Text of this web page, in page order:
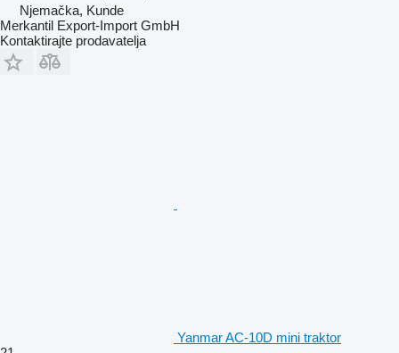
Njemačka, Kunde
Merkantil Export-Import GmbH
Kontaktirajte prodavatelja
Yanmar AC-10D mini traktor